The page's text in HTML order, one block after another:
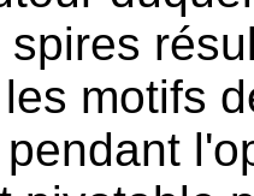
motifs